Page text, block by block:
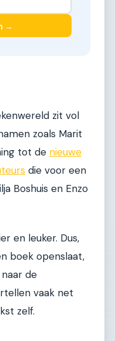
→
zit vol
zoals Marit
tot de nieuwe
die voor een
Boshuis en Enzo
en leuker. Dus,
boek openslaat,
de
vaak net
zelf.